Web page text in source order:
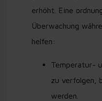
erhöht. Eine
Überwachung
helfen:
Temperatur-
zu verfolgen,
werden.